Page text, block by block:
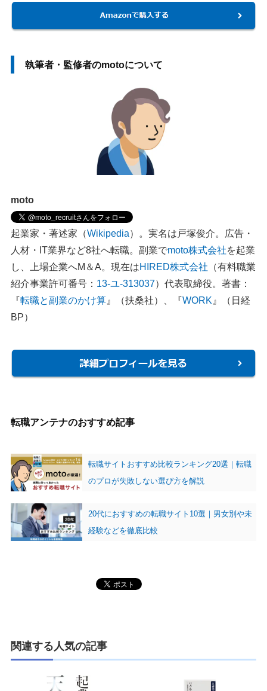
執筆者・監修者のmotoについて
moto
起業家・著述家（Wikipedia）。実名は戸塚俊介。広告・
人材・IT業界など8社へ転職。副業でmoto株式会社を起業
し、上場企業へM＆A。現在はHIRED株式会社 （有料職業
紹介事業許可番号： 13-ユ-313037）代表取締役。著書：
『転職と副業のかけ算 』（扶桑社）、『WORK 』（日経
BP）
転職アンテナのおすすめ記事
転職サイトおすすめ比較ランキング20選｜転職
のプロが失敗しない選び方を解説
20代におすすめの転職サイト10選｜男女別や未
経験などを徹底比較
関連する人気の記事